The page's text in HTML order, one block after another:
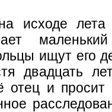
исходе
ищут его
двадцать
отец и просит